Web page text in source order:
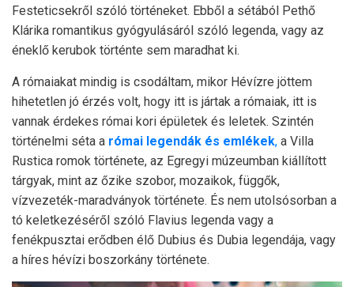
Festeticsekről szóló történeket. Ebből a sétából Pethő
Klárika romantikus gyógyulásáról szóló legenda, vagy az
éneklő kerubok történte sem maradhat ki.
A rómaiakat mindig is csodáltam, mikor Hévízre jöttem
hihetetlen jó érzés volt, hogy itt is jártak a rómaiak, itt is
vannak érdekes római kori épületek és leletek. Szintén
történelmi séta a római legendák és emlékek, a Villa
Rustica romok története, az Egregyi múzeumban kiállított
tárgyak, mint az őzike szobor, mozaikok, függők,
vízvezeték-maradványok története. És nem utolsósorban a
tó keletkezéséről szóló Flavius legenda vagy a
fenékpusztai erődben élő Dubius és Dubia legendája, vagy
a híres hévízi boszorkány története.